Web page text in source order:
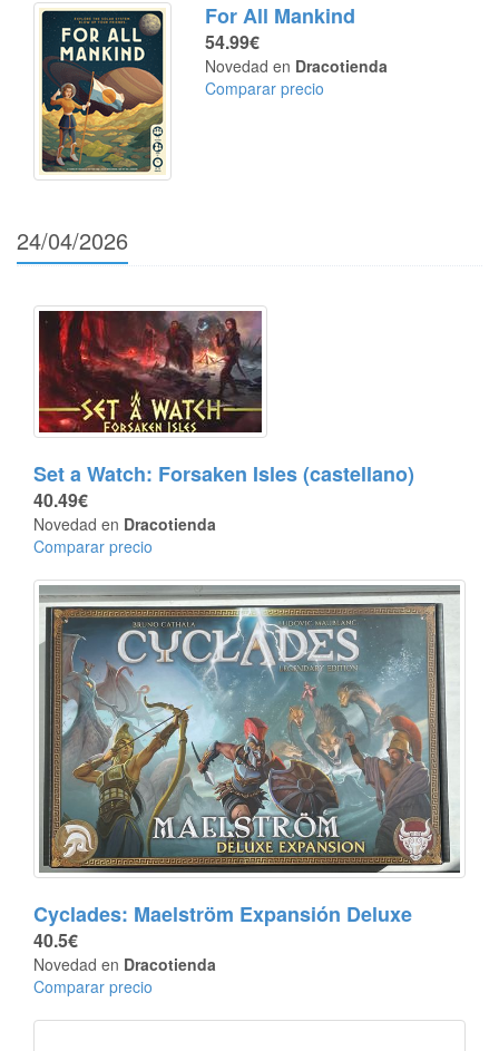
For All Mankind
54.99€
Novedad en Dracotienda
Comparar precio
24/04/2026
Set a Watch: Forsaken Isles (castellano)
40.49€
Novedad en Dracotienda
Comparar precio
Cyclades: Maelström Expansión Deluxe
40.5€
Novedad en Dracotienda
Comparar precio